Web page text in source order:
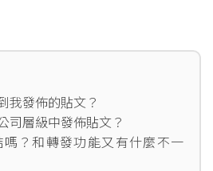
我發佈的貼文？
司層級中發佈貼文？
？和轉發功能又有什麼不一